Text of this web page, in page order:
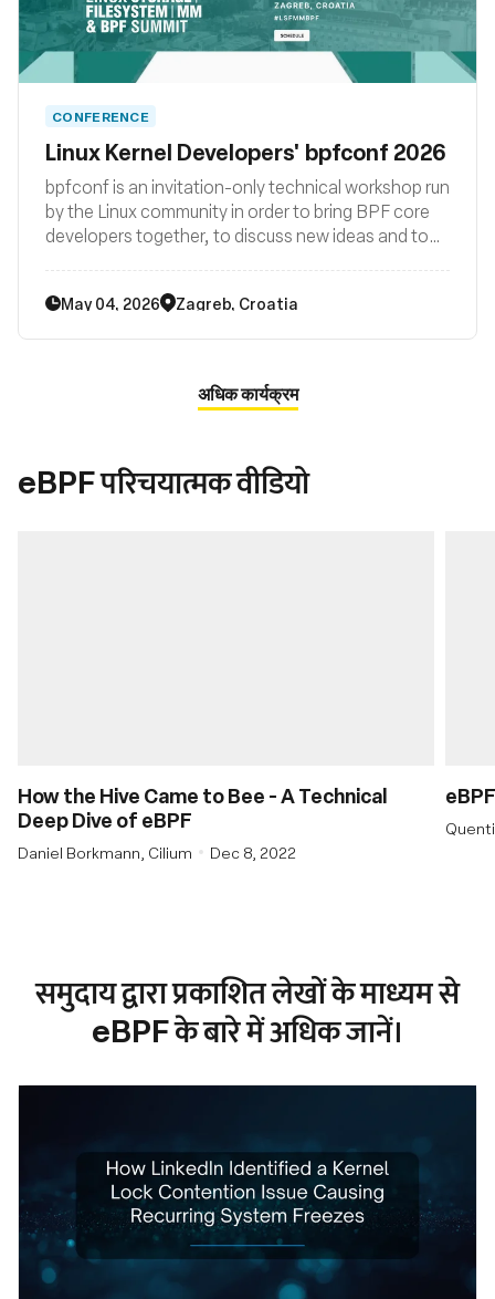
CONFERENCE
Linux Kernel Developers' bpfconf 2026
bpfconf is an invitation-only technical workshop run
by the Linux community in order to bring BPF core
developers together, to discuss new ideas and to
LSF/MM/BPF summit.
May 04, 2026 Zagreb, Croatia
अधिक कार्यक्रम
eBPF परिचयात्मक वीडियो
How the Hive Came to Bee - A Technical
Deep Dive of eBPF
Daniel Borkmann, Cilium Dec 8, 2022
समुदाय द्वारा प्रकाशित लेखों के माध्यम से
eBPF के बारे में अधिक जानें।